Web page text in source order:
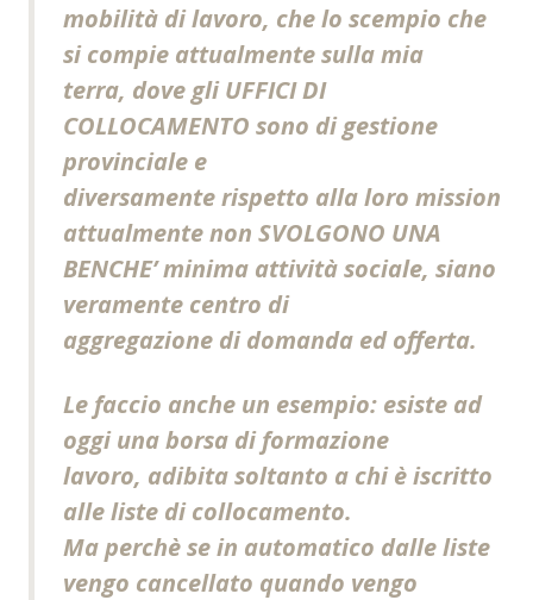
mobilità di lavoro, che lo scempio che
si compie attualmente sulla mia
terra, dove gli UFFICI DI
COLLOCAMENTO sono di gestione
provinciale e
diversamente rispetto alla loro mission
attualmente non SVOLGONO UNA
BENCHE’ minima attività sociale, siano
veramente centro di
aggregazione di domanda ed offerta.
Le faccio anche un esempio: esiste ad
oggi una borsa di formazione
lavoro, adibita soltanto a chi è iscritto
alle liste di collocamento.
Ma perchè se in automatico dalle liste
vengo cancellato quando vengo